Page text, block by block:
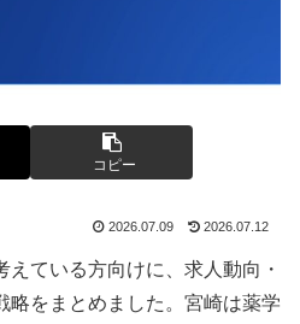
コピー
2026.07.09 2026.07.12
ている方向けに、求人動向・
略をまとめました。宮崎は薬学